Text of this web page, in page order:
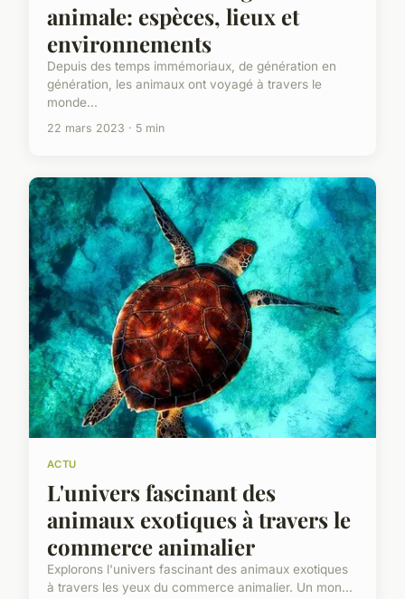
animale: espèces, lieux et
environnements
Depuis des temps immémoriaux, de génération en
génération, les animaux ont voyagé à travers le
monde...
22 mars 2023 · 5 min
ACTU
L'univers fascinant des
animaux exotiques à travers le
commerce animalier
Explorons l'univers fascinant des animaux exotiques
à travers les yeux du commerce animalier. Un mon...